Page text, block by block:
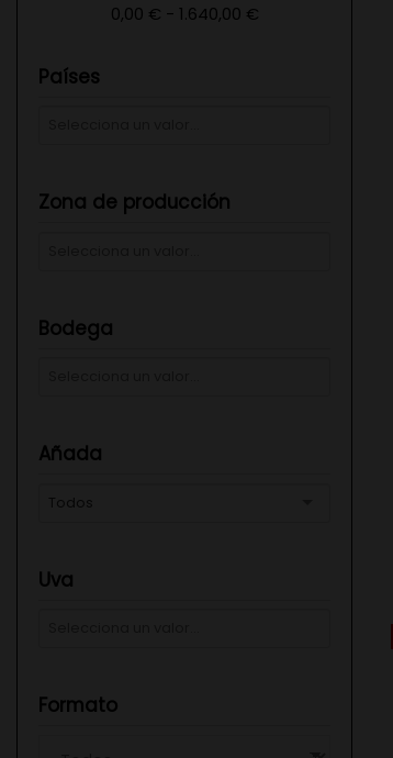
0,00 € - 1.640,00 €
Países
Zona de producción
Bodega
Añada
Todos
Uva
Formato